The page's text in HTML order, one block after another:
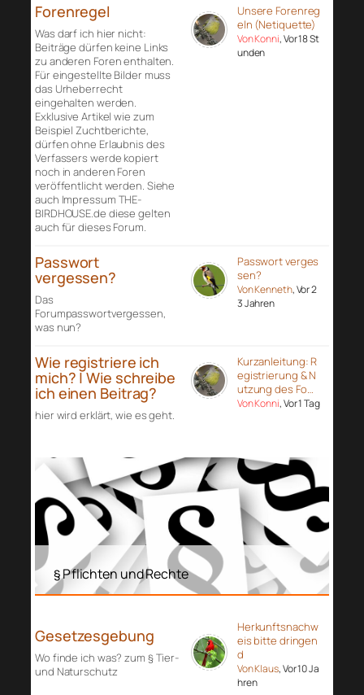
Forenregel
Was darf ich hier nicht:
Beiträge dürfen keine Links
zu anderen Foren enthalten.
Für eingestellte Bilder muss
das Urheberrecht
eingehalten werden.
Exklusive Artikel wie zum
Beispiel Zuchtberichte,
dürfen ohne Erlaubnis des
Verfassers werde kopiert
noch in anderen Foren
veröffentlicht werden. Siehe
auch Impressum THE-
BIRDHOUSE.de diese gelten
auch für dieses Forum.
Unsere Forenreg
eln (Netiquette)
Von Konni, Vor 18 St
unden
Passwort
vergessen?
Das
Forumpasswortvergessen,
was nun?
Passwort verges
sen?
Von Kenneth, Vor 2
3 Jahren
Wie registriere ich
mich? | Wie schreibe
ich einen Beitrag?
hier wird erklärt, wie es geht.
Kurzanleitung: R
egistrierung & N
utzung des Fo…
Von Konni, Vor 1 Tag
§ Pflichten und Rechte
Gesetzesgebung
Wo finde ich was? zum § Tier-
und Naturschutz
Herkunftsnachw
eis bitte dringen
d
Von Klaus, Vor 10 Ja
hren